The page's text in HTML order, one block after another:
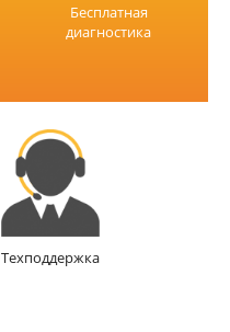
Бесплатная
диагностика
Техподдержка